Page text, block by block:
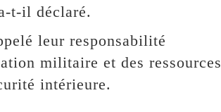
t-il déclaré.
leur responsabilité
militaire et des ressources
intérieure.